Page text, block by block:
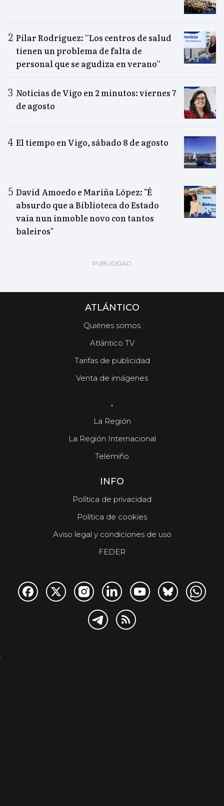
Pilar Rodríguez: “Los centros de salud
tienen un problema de falta de
personal que se agudiza en verano”
Noticias de Vigo en 2 minutos: viernes 7
de agosto
El tiempo en Vigo, sábado 8 de agosto
David Amoedo e Mariña López: "É
absurdo que a Biblioteca do Estado
vaia nun inmoble novo con tantos
baleiros"
ATLÁNTICO
Quiénes somos
Atlántico TV
Tarifas de publicidad
Venta de imágenes
.
La Región
La Región Internacional
Telemiño
INFO
Política de privacidad
Política de cookies
Aviso legal y condiciones de uso
FEDER